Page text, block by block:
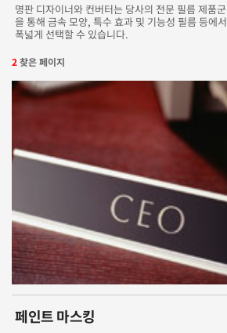
명판 디자이너와 컨버터는 당사의 전문 필름 제품군
을 통해 금속 모양, 특수 효과 및 기능성 필름 등에서
폭넓게 선택할 수 있습니다.
2찾은 페이지
페인트 마스킹